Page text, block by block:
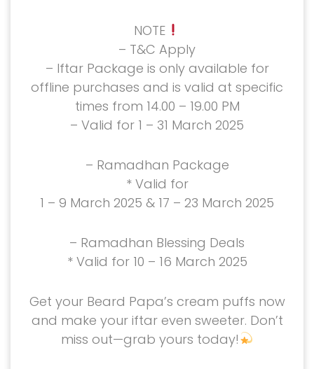
NOTE
– T&C Apply
– Iftar Package is only available for
offline purchases and is valid at specific
times from 14.00 – 19.00 PM
– Valid for 1 – 31 March 2025
– Ramadhan Package
* Valid for
1 – 9 March 2025 & 17 – 23 March 2025
– Ramadhan Blessing Deals
* Valid for 10 – 16 March 2025
Get your Beard Papa’s cream puffs now
and make your iftar even sweeter. Don’t
miss out—grab yours today!